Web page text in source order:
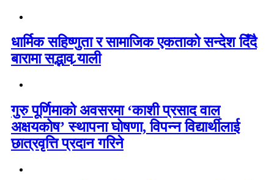
धार्मिक सहिष्णुता र सामाजिक एकताको सन्देश दिँदै
बारामा सद्भाव र्‍याली
गुरु पूर्णिमाको अवसरमा ‘काशी प्रसाद वाल
अक्षयकोष’ स्थापना घोषणा, विपन्न विद्यार्थीलाई
छात्रवृत्ति प्रदान गरिने